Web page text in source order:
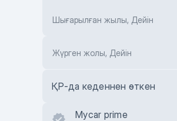
Шығарылған жылы, Дейін
Жүрген жолы, Дейін
ҚР-да кеденнен өткен
Mycar prime